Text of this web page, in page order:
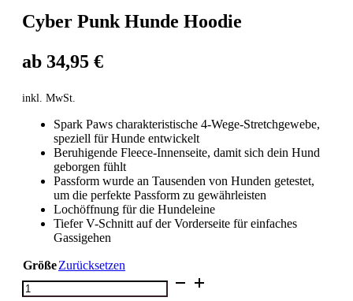
Cyber Punk Hunde Hoodie
ab 34,95 €
inkl. MwSt.
Spark Paws charakteristische 4-Wege-Stretchgewebe,
speziell für Hunde entwickelt
Beruhigende Fleece-Innenseite, damit sich dein Hund
geborgen fühlt
Passform wurde an Tausenden von Hunden getestet,
um die perfekte Passform zu gewährleisten
Lochöffnung für die Hundeleine
Tiefer V-Schnitt auf der Vorderseite für einfaches
Gassigehen
GrößeZurücksetzen
Cyber
Punk